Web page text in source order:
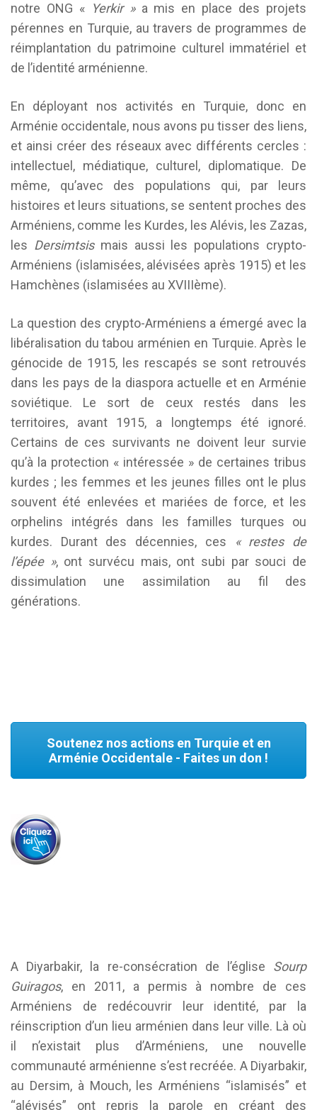
notre ONG « Yerkir »a mis en place des projets
pérennes en Turquie, au travers de programmes de
réimplantation du patrimoine culturel immatériel et
de l’identité arménienne.
En déployant nos activités en Turquie, donc en
Arménie occidentale, nous avons pu tisser des liens,
et ainsi créer des réseaux avec différents cercles :
intellectuel, médiatique, culturel, diplomatique. De
même, qu’avec des populations qui, par leurs
histoires et leurs situations, se sentent proches des
Arméniens, comme les Kurdes, les Alévis, les Zazas,
les Dersimtsismais aussi les populations crypto-
Arméniens (islamisées, alévisées après 1915) et les
Hamchènes (islamisées au XVIIIème).
La question des crypto-Arméniens a émergé avec la
libéralisation du tabou arménien en Turquie. Après le
génocide de 1915, les rescapés se sont retrouvés
dans les pays de la diaspora actuelle et en Arménie
soviétique. Le sort de ceux restés dans les
territoires, avant 1915, a longtemps été ignoré.
Certains de ces survivants ne doivent leur survie
qu’à la protection « intéressée » de certaines tribus
kurdes ; les femmes et les jeunes filles ont le plus
souvent été enlevées et mariées de force, et les
orphelins intégrés dans les familles turques ou
kurdes. Durant des décennies, ces
« restes de
l’épée », ont survécu mais, ont subi par souci de
dissimulation une assimilation au fil des
générations.
Soutenez nos actions en Turquie et en
Arménie Occidentale - Faites un don !
A Diyarbakir, la re-consécration de l’église Sourp
Guiragos, en 2011, a permis à nombre de ces
Arméniens de redécouvrir leur identité, par la
réinscription d’un lieu arménien dans leur ville. Là où
il n’existait plus d’Arméniens, une nouvelle
communauté arménienne s’est recréée. A Diyarbakir,
au Dersim, à Mouch, les Arméniens “islamisés” et
“alévisés” ont repris la parole en créant des